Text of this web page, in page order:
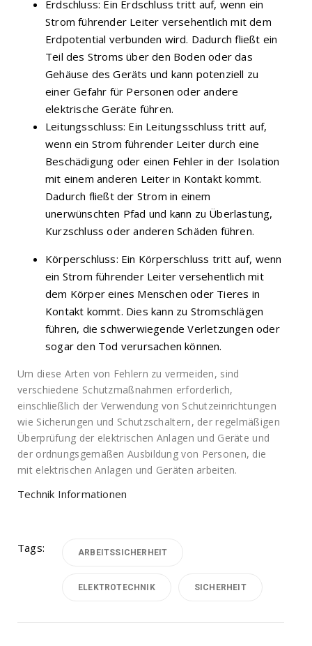
Erdschluss: Ein Erdschluss tritt auf, wenn ein
Strom führender Leiter versehentlich mit dem
Erdpotential verbunden wird. Dadurch fließt ein
Teil des Stroms über den Boden oder das
Gehäuse des Geräts und kann potenziell zu
einer Gefahr für Personen oder andere
elektrische Geräte führen.
Leitungsschluss: Ein Leitungsschluss tritt auf,
wenn ein Strom führender Leiter durch eine
Beschädigung oder einen Fehler in der Isolation
mit einem anderen Leiter in Kontakt kommt.
Dadurch fließt der Strom in einem
unerwünschten Pfad und kann zu Überlastung,
Kurzschluss oder anderen Schäden führen.
Körperschluss: Ein Körperschluss tritt auf, wenn
ein Strom führender Leiter versehentlich mit
dem Körper eines Menschen oder Tieres in
Kontakt kommt. Dies kann zu Stromschlägen
führen, die schwerwiegende Verletzungen oder
sogar den Tod verursachen können.
Um diese Arten von Fehlern zu vermeiden, sind
verschiedene Schutzmaßnahmen erforderlich,
einschließlich der Verwendung von Schutzeinrichtungen
wie Sicherungen und Schutzschaltern, der regelmäßigen
Überprüfung der elektrischen Anlagen und Geräte und
der ordnungsgemäßen Ausbildung von Personen, die
mit elektrischen Anlagen und Geräten arbeiten.
Technik Informationen
Tags: ARBEITSSICHERHEIT
ELEKTROTECHNIK SICHERHEIT